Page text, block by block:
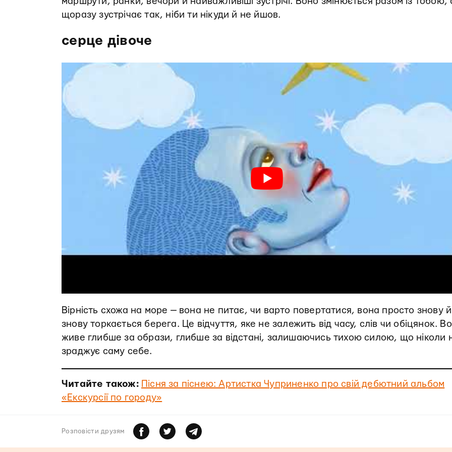
щоразу зустрічає так, ніби ти нікуди й не йшов.
серце дівоче
Вірність схожа на море — вона не питає, чи варто повертатися, вона просто знову й
знову торкається берега. Це відчуття, яке не залежить від часу, слів чи обіцянок.
живе глибше за образи, глибше за відстані, залишаючись тихою силою, що ніколи
зраджує саму себе.
Читайте також: Пісня за піснею: Артистка Чуприненко про свій дебютний альбом
«Екскурсії по городу»
Розповiсти друзям